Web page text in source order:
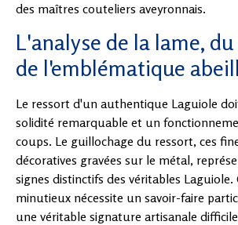
des maîtres couteliers aveyronnais.
L'analyse de la lame,
de l'emblématique
Le ressort d'un authentique Laguiole
solidité remarquable et un
coups. Le guillochage du ressort, ces
décoratives gravées sur le métal,
signes distinctifs des véritables Laguiole.
minutieux nécessite un savoir-faire
une véritable signature artisanale